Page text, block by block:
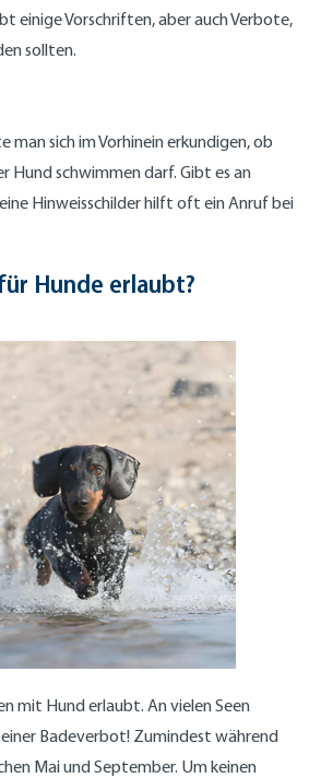
einige Vorschriften, aber auch Verbote,
sollten.
man sich im Vorhinein erkundigen, ob
Hund schwimmen darf. Gibt es an
Hinweisschilder hilft oft ein Anruf bei
Hunde erlaubt?
mit Hund erlaubt. An vielen Seen
Badeverbot! Zumindest während
Mai und September. Um keinen